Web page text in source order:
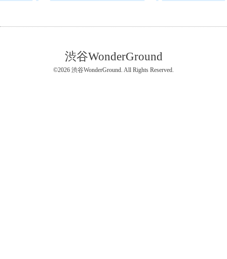
渋谷WonderGround
©2026 渋谷WonderGround. All Rights Reserved.